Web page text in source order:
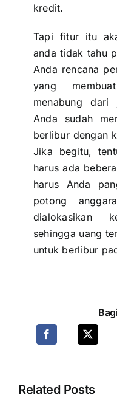
kredit.
Tapi fitur itu
anda tidak tahu
Anda rencana
yang
menabung dari
Anda sudah
berlibur dengan
Jika begitu,
harus ada
harus Anda
potong
dialokasikan
sehingga uang
untuk berlibur
Related Posts